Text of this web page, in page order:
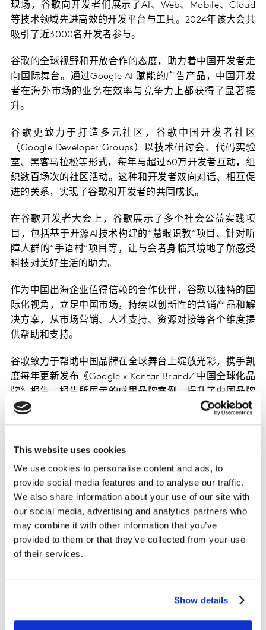
This website uses cookies
We use cookies to personalise content and ads, to
provide social media features and to analyse our traffic.
We also share information about your use of our site with
our social media, advertising and analytics partners who
may combine it with other information that you’ve
provided to them or that they’ve collected from your use
of their services.
Show details
现场，谷歌向开发者们展示了AI、Web、Mobile、Cloud
等技术领域先进高效的开发平台与工具。2024年该大会共
吸引了近3000名开发者参与。
谷歌的全球视野和开放合作的态度，助力着中国开发者走
向国际舞台。通过Google AI 赋能的广告产品，中国开发
者在海外市场的业务在效率与竞争力上都获得了显著提
升。
谷歌更致力于打造多元社区，谷歌中国开发者社区
（Google Developer Groups）以技术研讨会、代码实验
室、黑客马拉松等形式，每年与超过60万开发者互动，组
织数百场次的社区活动。这种和开发者双向对话、相互促
进的关系，实现了谷歌和开发者的共同成长。
在谷歌开发者大会上，谷歌展示了多个社会公益实践项
目，包括基于开源AI技术构建的“慧眼识教”项目、针对听
障人群的“手语村”项目等，让与会者身临其境地了解感受
科技对美好生活的助力。
作为中国出海企业值得信赖的合作伙伴，谷歌以独特的国
际化视角，立足中国市场，持续以创新性的营销产品和解
决方案，从市场营销、人才支持、资源对接等各个维度提
供帮助和支持。
谷歌致力于帮助中国品牌在全球舞台上绽放光彩，携手凯
度每年更新发布《Google x Kantar BrandZ 中国全球化品
牌》报告。报告所展示的成果品牌案例，提升了中国品牌
在全球市场的知名度和忠诚度，实现可持续的品牌增长和
以国际化的视角立足本地市场，谷歌通过举办 Google
Marketing Live 大会，聚焦于 Google AI 赋能广告营销的
新方式，帮助企业在全球市场中精准定位，加速业务增
长。面对中国开发者在全球市场展现出的竞争力，谷歌通
过Think Games大会，解读游戏出海的品类、流量、生产
力方面的增长机会，助力中国出海开发者以多元、创新的
姿态给全球玩家带来全新体验。
案，支持潜力卖家快速启动独立站；品牌出海训练营项目
提供的海外数字营销和品牌推广培训，赋能外贸企业实现
对接 Google 出海专家、出海领军企业、投资人等在内的